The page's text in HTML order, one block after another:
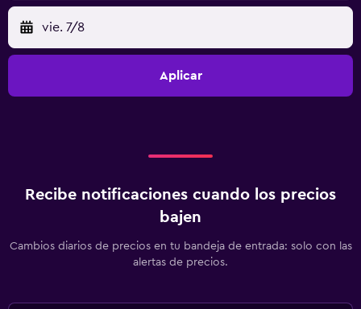
vie. 7/8
Aplicar
Recibe notificaciones cuando los precios
bajen
Cambios diarios de precios en tu bandeja de entrada: solo con las
alertas de precios.